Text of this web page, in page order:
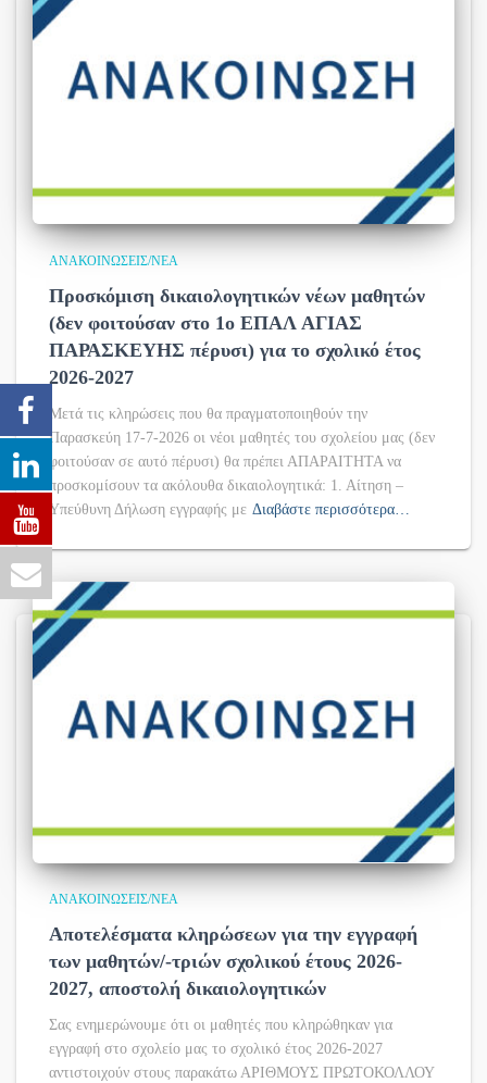
ΑΝΑΚΟΙΝΏΣΕΙΣ/ΝΈΑ
Προσκόμιση δικαιολογητικών νέων μαθητών
(δεν φοιτούσαν στο 1ο ΕΠΑΛ ΑΓΙΑΣ
ΠΑΡΑΣΚΕΥΗΣ πέρυσι) για το σχολικό έτος
2026-2027
Μετά τις κληρώσεις που θα πραγματοποιηθούν την
Παρασκεύη 17-7-2026 οι νέοι μαθητές του σχολείου μας (δεν
φοιτούσαν σε αυτό πέρυσι) θα πρέπει ΑΠΑΡΑΙΤΗΤΑ να
προσκομίσουν τα ακόλουθα δικαιολογητικά: 1. Αίτηση –
Υπεύθυνη Δήλωση εγγραφής με Διαβάστε περισσότερα…
ΑΝΑΚΟΙΝΏΣΕΙΣ/ΝΈΑ
Αποτελέσματα κληρώσεων για την εγγραφή
των μαθητών/-τριών σχολικού έτους 2026-
2027, αποστολή δικαιολογητικών
Σας ενημερώνουμε ότι οι μαθητές που κληρώθηκαν για
εγγραφή στο σχολείο μας το σχολικό έτος 2026-2027
αντιστοιχούν στους παρακάτω ΑΡΙΘΜΟΥΣ ΠΡΩΤΟΚΟΛΛΟΥ